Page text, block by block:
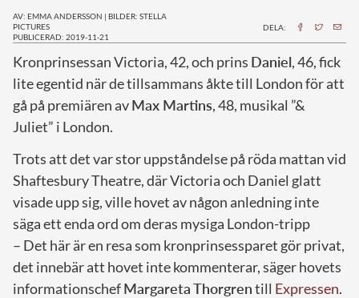
AV: EMMA ANDERSSON | BILDER: STELLA
PICTURES
PUBLICERAD: 2019-11-21
DELA:
Kronprinsessan Victoria, 42, och prins Daniel, 46, fick
lite egentid när de tillsammans åkte till London för att
gå på premiären avMax Martins, 48, musikal ”&
Juliet” i London.
Trots att det var stor uppståndelse på röda mattan vid
Shaftesbury Theatre, där Victoria och Daniel glatt
visade upp sig, ville hovet av någon anledning inte
säga ett enda ord om deras mysiga London-tripp
– Det här är en resa som kronprinsessparet gör privat,
det innebär att hovet inte kommenterar, säger hovets
informationschefMargareta Thorgrentill Expressen.